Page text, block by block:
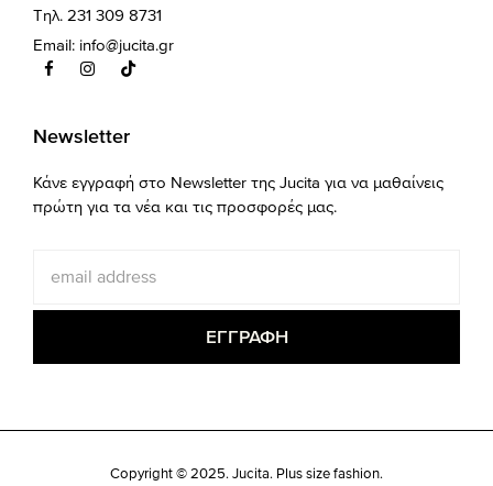
Τηλ. 231 309 8731
Email: info@jucita.gr
Newsletter
Κάνε εγγραφή στο Newsletter της Jucita για να μαθαίνεις
πρώτη για τα νέα και τις προσφορές μας.
Copyright © 2025. Jucita. Plus size fashion.